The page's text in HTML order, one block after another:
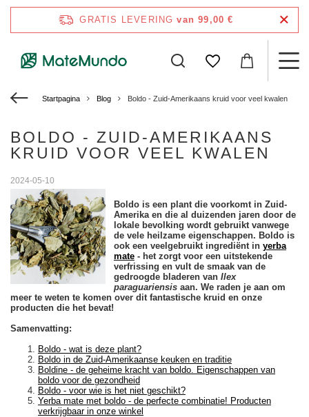
GRATIS LEVERING van 99,00 €
Startpagina Blog Boldo - Zuid-Amerikaans kruid voor veel kwalen
BOLDO - ZUID-AMERIKAANS
KRUID VOOR VEEL KWALEN
2024-05-10
Boldo is een plant die voorkomt in Zuid-
Amerika en die al duizenden jaren door de
lokale bevolking wordt gebruikt vanwege
de vele heilzame eigenschappen. Boldo is
ook een veelgebruikt ingrediënt in yerba
mate- het zorgt voor een uitstekende
verfrissing en vult de smaak van de
gedroogde bladeren van Ilex
paraguariensisaan. We raden je aan om
meer te weten te komen over dit fantastische kruid en onze
producten die het bevat!
Samenvatting:
Boldo - wat is deze plant?
Boldo in de Zuid-Amerikaanse keuken en traditie
Boldine - de geheime kracht van boldo. Eigenschappen van
boldo voor de gezondheid
Boldo - voor wie is het niet geschikt?
Yerba mate met boldo - de perfecte combinatie! Producten
verkrijgbaar in onze winkel